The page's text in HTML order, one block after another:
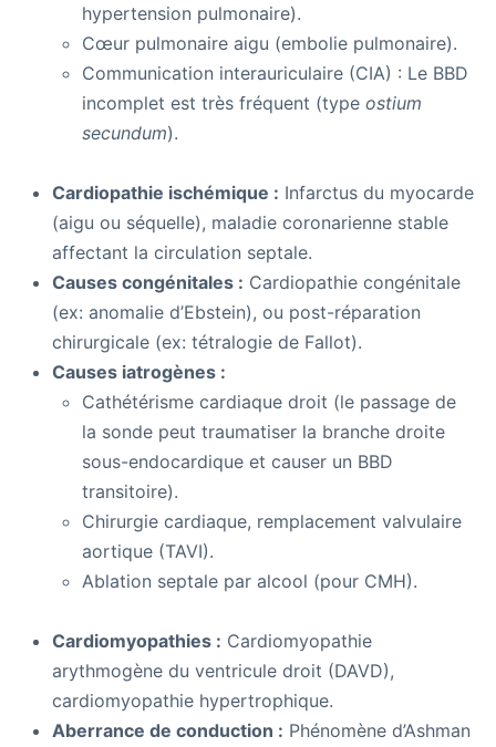
hypertension pulmonaire).
Cœur pulmonaire aigu (embolie pulmonaire).
Communication interauriculaire (CIA) : Le BBD
incomplet est très fréquent (type ostium
secundum).
Cardiopathie ischémique : Infarctus du myocarde
(aigu ou séquelle), maladie coronarienne stable
affectant la circulation septale.
Causes congénitales : Cardiopathie congénitale
(ex: anomalie d’Ebstein), ou post-réparation
chirurgicale (ex: tétralogie de Fallot).
Causes iatrogènes :
Cathétérisme cardiaque droit (le passage de
la sonde peut traumatiser la branche droite
sous-endocardique et causer un BBD
transitoire).
Chirurgie cardiaque, remplacement valvulaire
aortique (TAVI).
Ablation septale par alcool (pour CMH).
Cardiomyopathies : Cardiomyopathie
arythmogène du ventricule droit (DAVD),
cardiomyopathie hypertrophique.
Aberrance de conduction : Phénomène d’Ashman